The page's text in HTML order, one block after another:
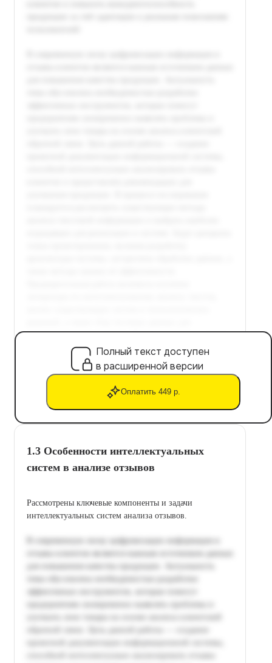
Полный текст доступен
в расширенной версии
Оплатить 449 р.
1.3 Особенности интеллектуальных
систем в анализе отзывов
Рассмотрены ключевые компоненты и задачи
интеллектуальных систем анализа отзывов.